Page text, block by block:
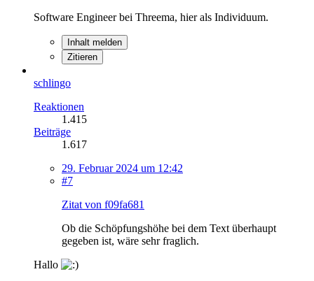
Software Engineer bei Threema, hier als Individuum.
Inhalt melden
Zitieren
schlingo
Reaktionen
1.415
Beiträge
1.617
29. Februar 2024 um 12:42
#7
Zitat von f09fa681
Ob die Schöpfungshöhe bei dem Text überhaupt
gegeben ist, wäre sehr fraglich.
Hallo